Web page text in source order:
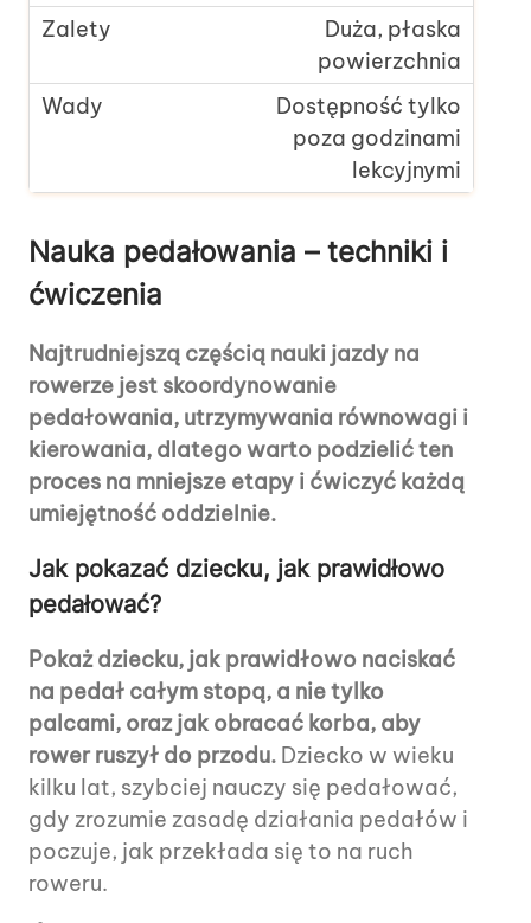
Duża, płaska
powierzchnia
Dostępność tylko
poza godzinami
lekcyjnymi
Nauka pedałowania – techniki i
ćwiczenia
Najtrudniejszą częścią nauki jazdy na
rowerze jest skoordynowanie
pedałowania, utrzymywania równowagi i
kierowania, dlatego warto podzielić ten
proces na mniejsze etapy i ćwiczyć każdą
umiejętność oddzielnie.
Jak pokazać dziecku, jak prawidłowo
pedałować?
Pokaż dziecku, jak prawidłowo naciskać
na pedał całym stopą, a nie tylko
palcami, oraz jak obracać korba, aby
rower ruszył do przodu. Dziecko w wieku
kilku lat, szybciej nauczy się pedałować,
gdy zrozumie zasadę działania pedałów i
poczuje, jak przekłada się to na ruch
roweru.